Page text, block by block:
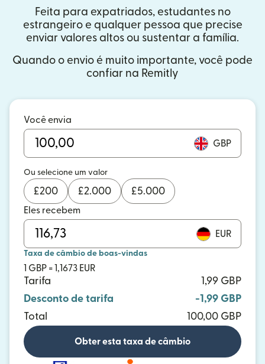
Feita para expatriados, estudantes no
estrangeiro e qualquer pessoa que precise
enviar valores altos ou sustentar a família.
Quando o envio é muito importante, você pode
confiar na Remitly
Você envia
GBP
Ou selecione um valor
£200 £2.000 £5.000
Eles recebem
EUR
Taxa de câmbio de boas-vindas
1 GBP = 1,1673 EUR
Tarifa
1,99 GBP
Desconto de tarifa
-1,99 GBP
Total
100,00 GBP
Obter esta taxa de câmbio